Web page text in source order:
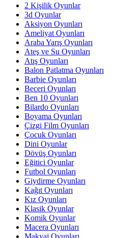
2 Kişilik Oyunlar
3d Oyunlar
Aksiyon Oyunları
Ameliyat Oyunları
Araba Yarış Oyunları
Ateş ve Su Oyunları
Atış Oyunları
Balon Patlatma Oyunları
Barbie Oyunları
Beceri Oyunları
Ben 10 Oyunları
Bilardo Oyunları
Boyama Oyunları
Çizgi Film Oyunları
Çocuk Oyunları
Dini Oyunlar
Dövüş Oyunları
Eğitici Oyunlar
Futbol Oyunları
Giydirme Oyunları
Kağıt Oyunları
Kız Oyunları
Klasik Oyunlar
Komik Oyunlar
Macera Oyunları
Makyaj Oyunları